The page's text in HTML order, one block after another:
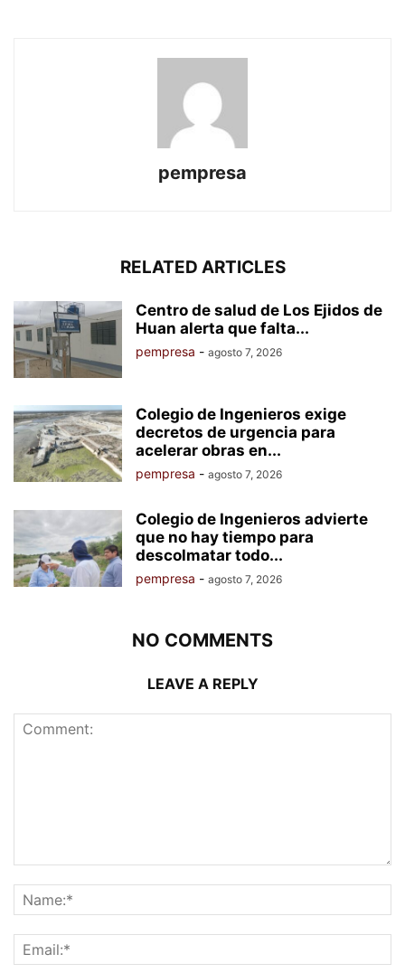
pempresa
RELATED ARTICLES
Centro de salud de Los Ejidos de
Huan alerta que falta...
pempresa - agosto 7, 2026
Colegio de Ingenieros exige
decretos de urgencia para
acelerar obras en...
pempresa - agosto 7, 2026
Colegio de Ingenieros advierte
que no hay tiempo para
descolmatar todo...
pempresa - agosto 7, 2026
NO COMMENTS
LEAVE A REPLY